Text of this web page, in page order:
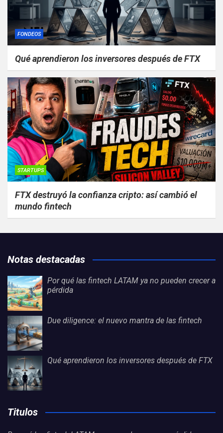
FONDEOS
Qué aprendieron los inversores después de FTX
STARTUPS
FTX destruyó la confianza cripto: así cambió el
mundo fintech
Notas destacadas
Por qué las fintech LATAM ya no pueden crecer a
pérdida
Due diligence: el nuevo mantra de las fintech
Qué aprendieron los inversores después de FTX
Titulos